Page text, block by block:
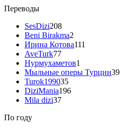
Переводы
SesDizi208
Beni Birakma2
Ирина Котова111
AveTurk77
Нурмухаметов1
Мыльные оперы Турции39
Turok199035
DiziMania196
Mila dizi37
По году